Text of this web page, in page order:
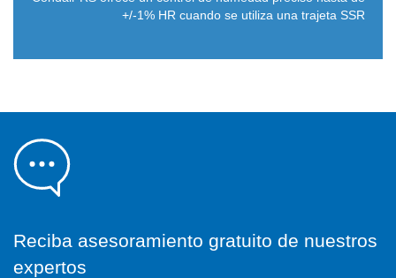
+/-1% HR cuando se utiliza una trajeta SSR
Reciba asesoramiento gratuito de nuestros
expertos